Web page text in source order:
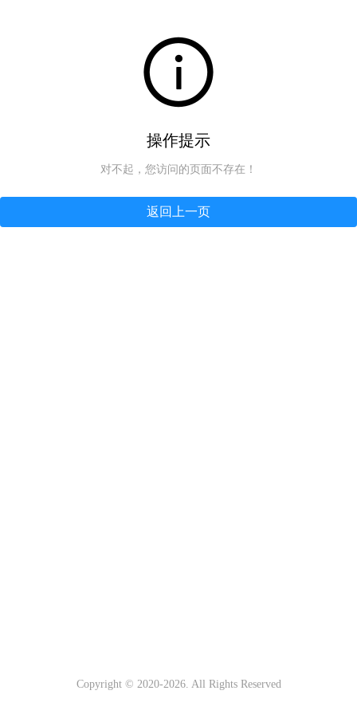
操作提示
对不起，您访问的页面不存在！
返回上一页
Copyright © 2020-2026. All Rights Reserved